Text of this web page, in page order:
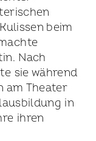
beim
Nach
sie während
am Theater
in
ihren